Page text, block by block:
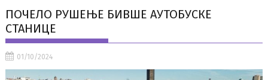
ПОЧЕЛО РУШЕЊЕ БИВШЕ АУТОБУСКЕ
СТАНИЦЕ
01/10/2024